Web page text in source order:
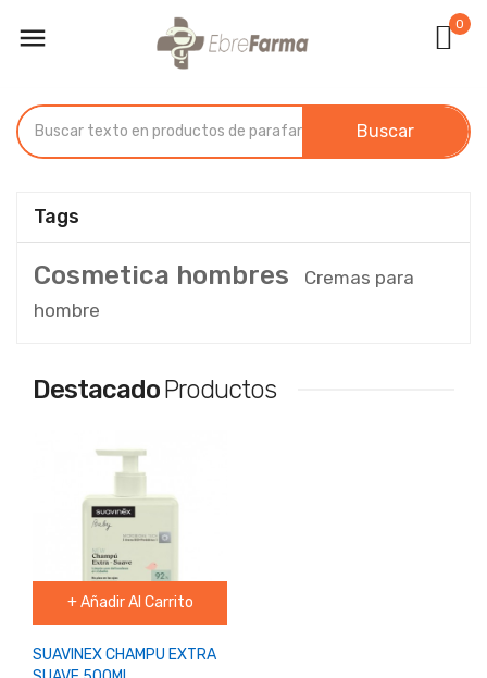
 0
Buscar
Tags
Cosmetica hombres
Cremas para
hombre
DestacadoProductos
+ Añadir Al Carrito
SUAVINEX CHAMPU EXTRA